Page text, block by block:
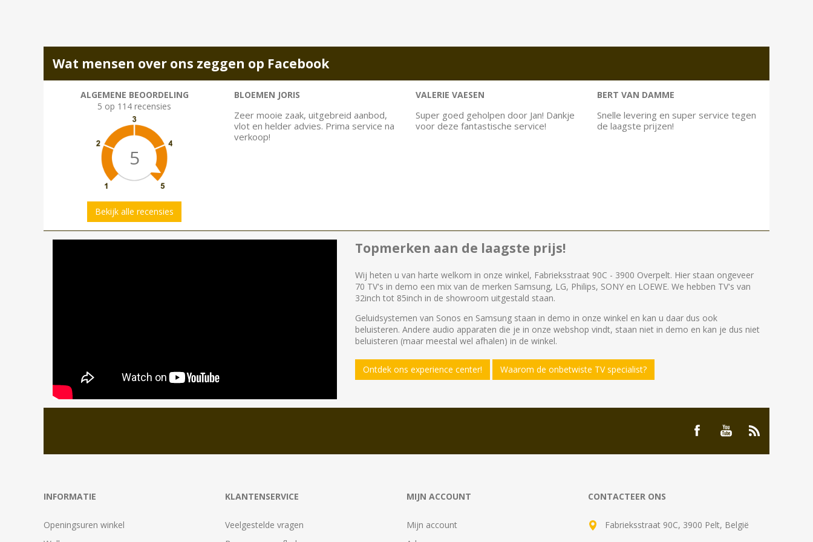
Wat mensen over ons zeggen op Facebook
ALGEMENE BEOORDELING
5 op 114 recensies
5
Bekijk alle recensies
BLOEMEN JORIS
Zeer mooie zaak, uitgebreid aanbod,
vlot en helder advies. Prima service na
verkoop!
VALERIE VAESEN
Super goed geholpen door Jan! Dankje
voor deze fantastische service!
BERT VAN DAMME
Snelle levering en super service tegen
de laagste prijzen!
Topmerken aan de laagste prijs!
Wij heten u van harte welkom in onze winkel, Fabrieksstraat 90C - 3900 Overpelt. Hier staan ongeveer
70 TV's in demo een mix van de merken Samsung, LG, Philips, SONY en LOEWE. We hebben TV's van
32inch tot 85inch in de showroom uitgestald staan.
Geluidsystemen van Sonos en Samsung staan in demo in onze winkel en kan u daar dus ook
beluisteren. Andere audio apparaten die je in onze webshop vindt, staan niet in demo en kan je dus niet
beluisteren (maar meestal wel afhalen) in de winkel.
Ontdek ons experience center! Waarom de onbetwiste TV specialist?
INFORMATIE
Openingsuren winkel
KLANTENSERVICE
Veelgestelde vragen
MIJN ACCOUNT
Mijn account
CONTACTEER ONS
Fabrieksstraat 90C, 3900 Pelt, België